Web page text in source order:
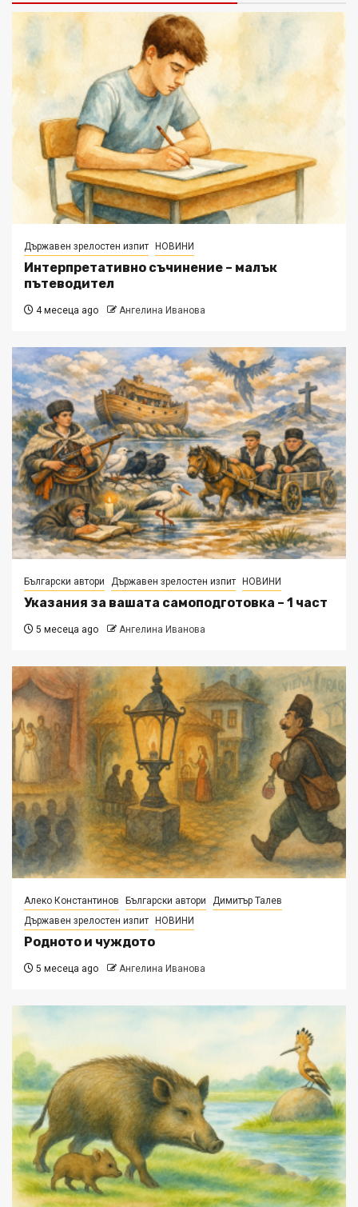
Държавен зрелостен изпит НОВИНИ
Интерпретативно съчинение – малък
пътеводител
4 месеца ago Ангелина Иванова
Български автори Държавен зрелостен изпит НОВИНИ
Указания за вашата самоподготовка – 1 част
5 месеца ago Ангелина Иванова
Алеко Константинов Български автори
Димитър Талев
Държавен зрелостен изпит НОВИНИ
Родното и чуждото
5 месеца ago Ангелина Иванова